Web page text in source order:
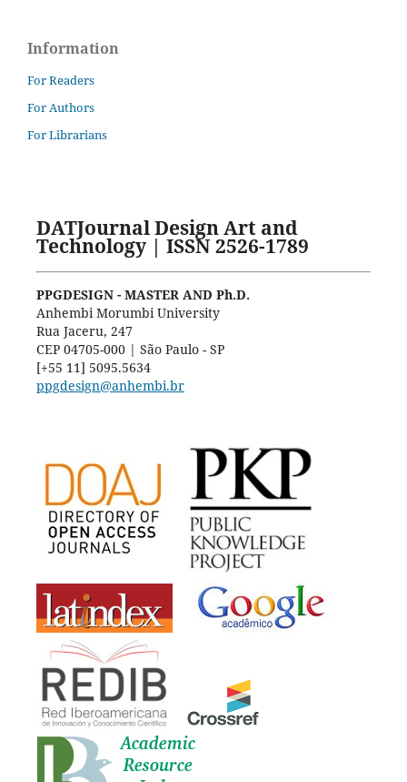
Information
For Readers
For Authors
For Librarians
DATJournal Design Art and
Technology | ISSN 2526-1789
PPGDESIGN - MASTER AND Ph.D.
Anhembi Morumbi University
Rua Jaceru, 247
CEP 04705-000 | São Paulo - SP
[+55 11] 5095.5634
ppgdesign@anhembi.br